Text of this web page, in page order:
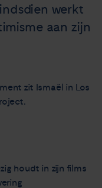
werkt
aan zijn
zit Ismaël in Los
houdt in zijn films